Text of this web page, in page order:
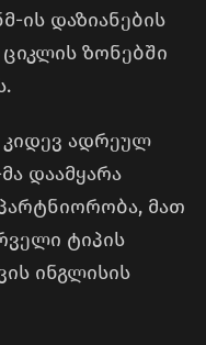
ის დაზიანების
ზონებში
კიდევ ადრეულ
დაამყარა
მათ
ტიპის
ინგლისის